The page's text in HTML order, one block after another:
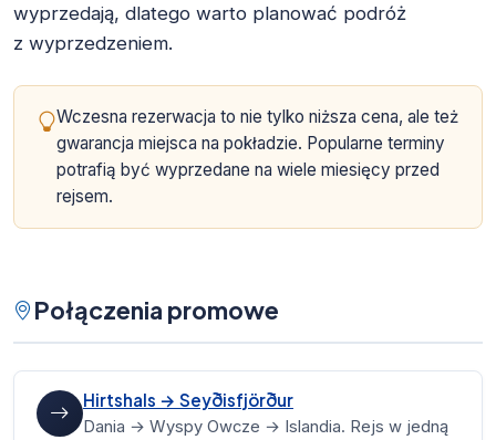
wyprzedają, dlatego warto planować podróż
z wyprzedzeniem.
Wczesna rezerwacja to nie tylko niższa cena, ale też
gwarancja miejsca na pokładzie. Popularne terminy
potrafią być wyprzedane na wiele miesięcy przed
rejsem.
Połączenia promowe
Hirtshals → Seyðisfjörður
Dania → Wyspy Owcze → Islandia. Rejs w jedną